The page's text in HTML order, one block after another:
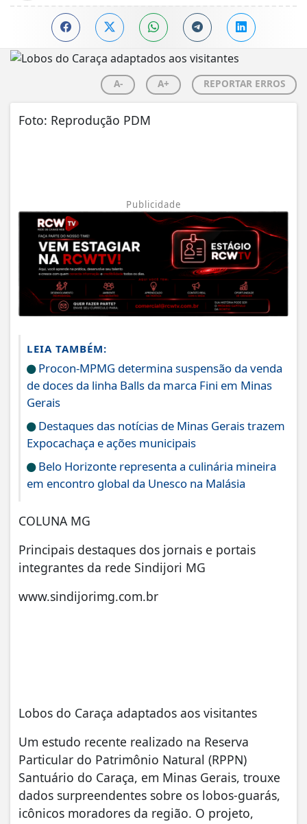
A- A+ REPORTAR ERROS
Foto: Reprodução PDM
Publicidade
LEIA TAMBÉM:
Procon-MPMG determina suspensão da venda
de doces da linha Balls da marca Fini em Minas
Gerais
Destaques das notícias de Minas Gerais trazem
Expocachaça e ações municipais
Belo Horizonte representa a culinária mineira
em encontro global da Unesco na Malásia
COLUNA MG
Principais destaques dos jornais e portais
integrantes da rede Sindijori MG
www.sindijorimg.com.br
Lobos do Caraça adaptados aos visitantes
Um estudo recente realizado na Reserva
Particular do Patrimônio Natural (RPPN)
Santuário do Caraça, em Minas Gerais, trouxe
dados surpreendentes sobre os lobos-guarás,
icônicos moradores da região. O projeto,